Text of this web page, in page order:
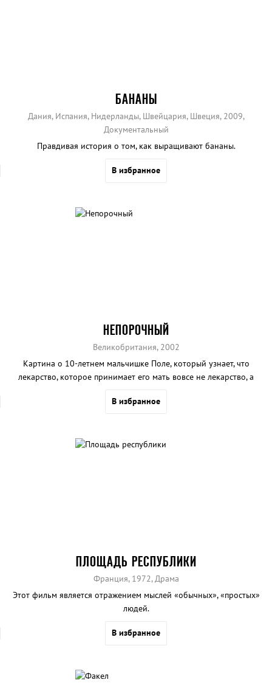
БАНАНЫ
Дания, Испания, Нидерланды, Швейцария, Швеция, 2009,
Документальный
Правдивая история о том, как выращивают бананы.
В избранное
НЕПОРОЧНЫЙ
Великобритания, 2002
Картина о 10-летнем мальчишке Поле, который узнает, что
лекарство, которое принимает его мать вовсе не лекарство, а
мальчишка готов пойти на все, лишь бы вылечить маму.
В избранное
ПЛОЩАДЬ РЕСПУБЛИКИ
Франция, 1972, Драма
Этот фильм является отражением мыслей «обычных», «простых»
людей.
В избранное